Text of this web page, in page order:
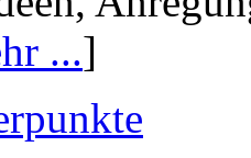
...]